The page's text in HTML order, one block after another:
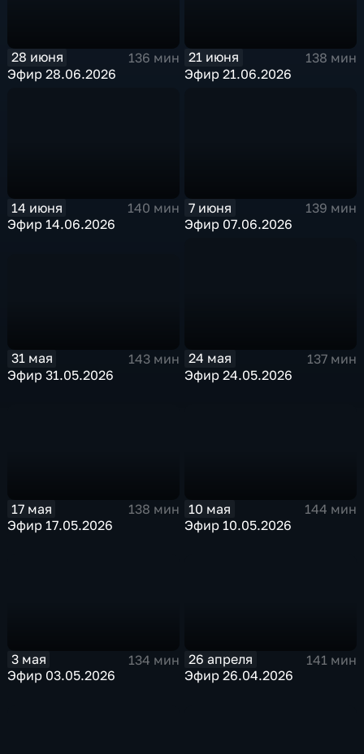
28 июня
136 мин
Эфир 28.06.2026
21 июня
138 мин
Эфир 21.06.2026
14 июня
140 мин
Эфир 14.06.2026
7 июня
139 мин
Эфир 07.06.2026
31 мая
143 мин
Эфир 31.05.2026
24 мая
137 мин
Эфир 24.05.2026
17 мая
138 мин
Эфир 17.05.2026
10 мая
144 мин
Эфир 10.05.2026
3 мая
134 мин
Эфир 03.05.2026
26 апреля
141 мин
Эфир 26.04.2026